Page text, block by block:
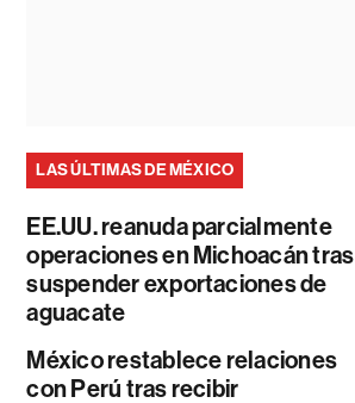
LAS ÚLTIMAS DE MÉXICO
EE.UU. reanuda parcialmente
operaciones en Michoacán tras
suspender exportaciones de
aguacate
México restablece relaciones
con Perú tras recibir